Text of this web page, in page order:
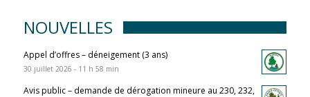
NOUVELLES
Appel d’offres – déneigement (3 ans)
30 juillet 2026 - 11 h 58 min
Avis public – demande de dérogation mineure au 230, 232,